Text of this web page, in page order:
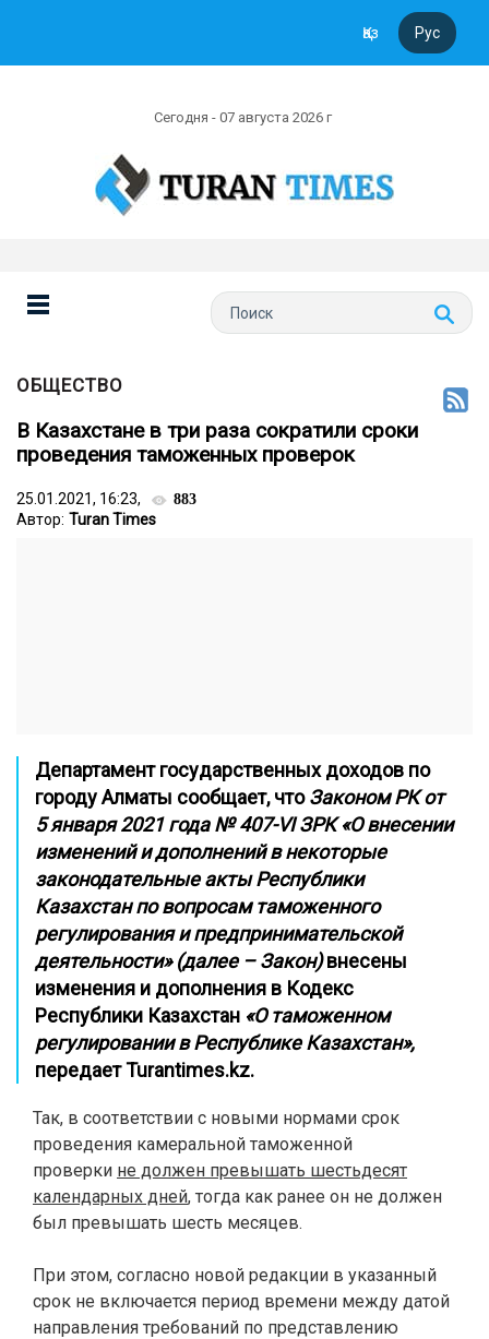
Қаз Рус
Сегодня - 07 августа 2026 г
ОБЩЕСТВО
В Казахстане в три раза сократили сроки
проведения таможенных проверок
25.01.2021, 16:23, 883
Автор: Turan Times
Департамент государственных доходов по
городу Алматы сообщает, чтоЗаконом РК от
5 января 2021 года № 407-VI ЗРК «О внесении
изменений и дополнений в некоторые
законодательные акты Республики
Казахстан по вопросам таможенного
регулирования и предпринимательской
деятельности» (далее – Закон)внесены
изменения и дополнения в Кодекс
Республики Казахстан «О таможенном
регулировании в Республике Казахстан»,
передаетTurantimes.kz.
Так, в соответствии с новыми нормами срок
проведения камеральной таможенной
проверки не должен превышать шестьдесят
календарных дней, тогда как ранее он не должен
был превышать шесть месяцев.
При этом, согласно новой редакции в указанный
срок не включается период времени между датой
направления требований по представлению